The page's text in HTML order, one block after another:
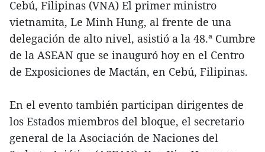
Cebú, Filipinas (VNA) El primer ministro
vietnamita, Le Minh Hung, al frente de una
delegación de alto nivel, asistió a la 48.ª Cumbre
de la ASEAN que se inauguró hoy en el Centro
de Exposiciones de Mactán, en Cebú, Filipinas.
En el evento también participan dirigentes de
los Estados miembros del bloque, el secretario
general de la Asociación de Naciones del